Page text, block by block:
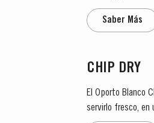
crecimiento
Saber Más
CHIP DRY
El Oporto Blanco
servirlo fresco, en